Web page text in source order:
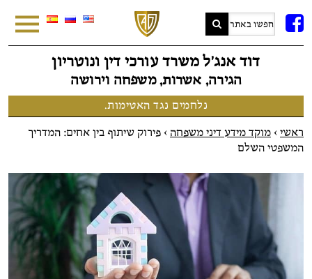
FB
דוד אנג׳ל משרד עורכי דין ונוטריון
הגירה, אשרות, משפחה וירושה
נלחמים נגד האטימות.
ראשי > מוקד מידע דיני משפחה > פירוק שיתוף בין אחים: המדריך
המשפטי השלם